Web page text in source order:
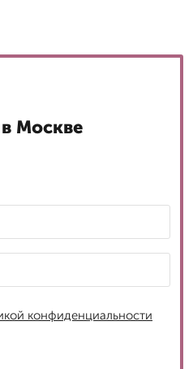
в Москве
конфиденциальности